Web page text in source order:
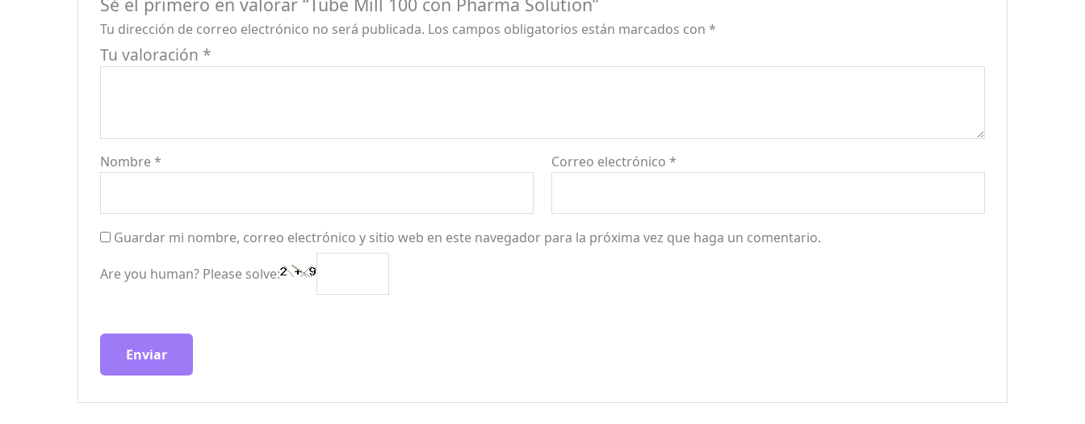
Tu dirección de correo electrónico no será publicada. Los campos obligatorios están marcados con *
Tu valoración *
Nombre* Correo electrónico *
Guardar mi nombre, correo electrónico y sitio web en este navegador para la próxima vez que haga un comentario.
Are you human? Please solve: